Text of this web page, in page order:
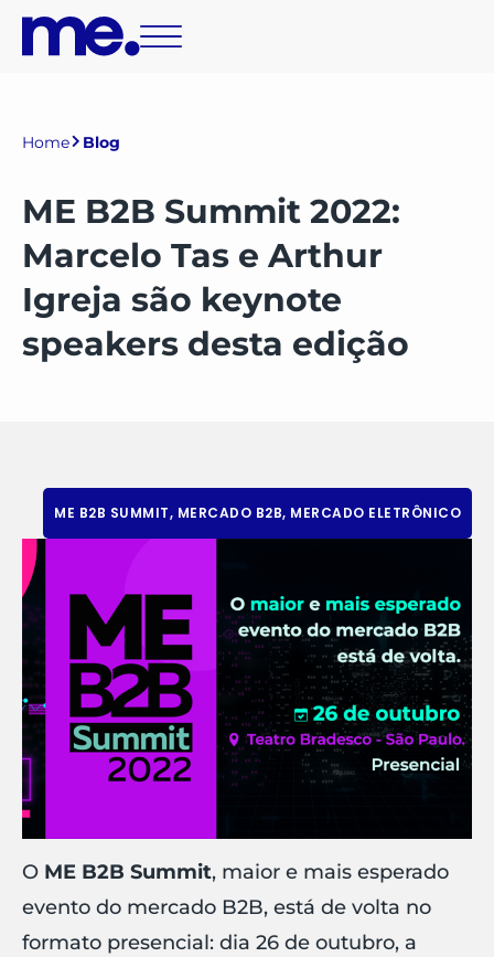
Home Blog
ME B2B Summit 2022:
Marcelo Tas e Arthur
Igreja são keynote
speakers desta edição
ME B2B SUMMIT, MERCADO B2B, MERCADO ELETRÔNICO
O ME B2B Summit, maior e mais esperado
evento do mercado B2B, está de volta no
formato presencial: dia 26 de outubro, a